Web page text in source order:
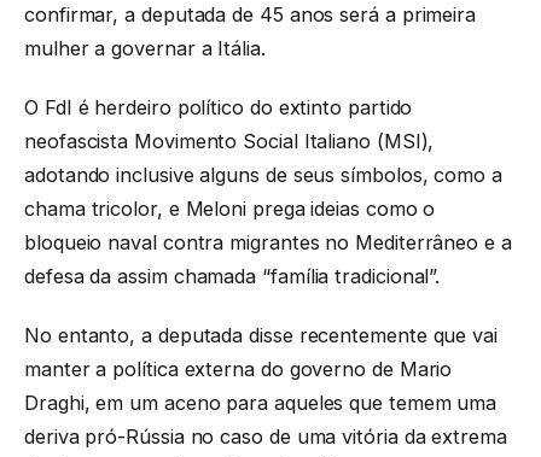
confirmar, a deputada de 45 anos será a primeira
mulher a governar a Itália.
O FdI é herdeiro político do extinto partido
neofascista Movimento Social Italiano (MSI),
adotando inclusive alguns de seus símbolos, como a
chama tricolor, e Meloni prega ideias como o
bloqueio naval contra migrantes no Mediterrâneo e a
defesa da assim chamada “família tradicional”.
No entanto, a deputada disse recentemente que vai
manter a política externa do governo de Mario
Draghi, em um aceno para aqueles que temem uma
deriva pró-Rússia no caso de uma vitória da extrema